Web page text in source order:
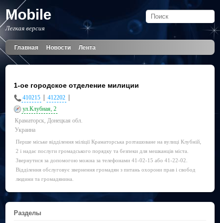
Mobile
Легкая версия
Главная Новости Лента
1-ое городское отделение милиции
410215 412202
ул.Клубная, 2
Краматорск, Донецкая обл.
Украина
Перше міське відділення міліції Краматорська розташоване на вулиці Клубній,
2 і надає послуги громадського порядку та безпеки для мешканців міста.
Звернутися за допомогою можна за телефонами 41-02-15 або 41-22-02.
Відділення обслуговує звернення громадян з питань охорони прав і свобод
людини та громадянина.
Разделы